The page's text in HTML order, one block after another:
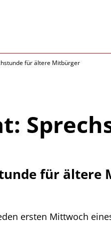
für ältere Mitbürger
für ältere
ersten Mittwoch